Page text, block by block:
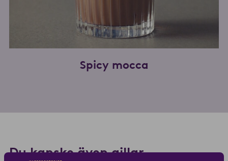
Spicy mocca
Du kanske även gillar